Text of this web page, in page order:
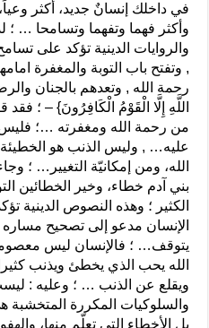
في داخلك إنسانٌ جديد، أكثر
وأكثر فهما وتفهما وتسامحا … ؛
والروايات الدينية تؤكد على
, وتفتح باب التوبة والمغفرة
رحمة الله , وتعدهم بالجنان
اللَّهِ إِلَّا الْقَوْمُ الْكَافِرُونَ} – ؛
من رحمة الله ومغفرته …؛ فليس
عليه… , وليس الذنب هو الخطيئة
الله، ومن إمكانيّة التغيير… ؛
بني آدم خطاء، وخير الخطائين
الكثير ؛ وهذه النصوص الدينية
الإنسان مدعو إلى تصحيح مساره
يتوقف… ؛ فالإنسان ليس
الله يحب الذي يخطئ ويذنب
ويقلع عن الذنب … ؛ وعليه :
والسلوكيات المكررة المتخشبة
بل الأخطاء التي تعلّم منها،